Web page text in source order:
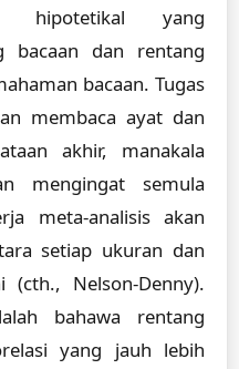
hipotetikal yang
bacaan dan rentang
bacaan. Tugas
membaca ayat dan
akhir, manakala
mengingat semula
meta-analisis akan
setiap ukuran dan
(cth., Nelson-Denny).
bahawa rentang
yang jauh lebih